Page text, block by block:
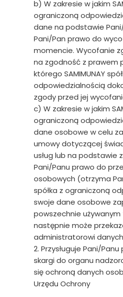
b) W zakresie w jakim
ograniczoną
dane na podstawie
Pani/Pan prawo do
momencie. Wycofanie
na zgodność z prawem
którego SAMIMUNAY
odpowiedzialnością
zgody przed jej
c) W zakresie w jakim
ograniczoną
dane osobowe w celu
umowy dotyczącej
usług lub na podstawie
Pani/Panu prawo do
osobowych (otrzyma
spółka z ograniczoną
swoje dane osobowe
powszechnie
następnie może
administratorowi
2. Przysługuje Pani/
skargi do organu
się ochroną danych
Urzędu Ochrony